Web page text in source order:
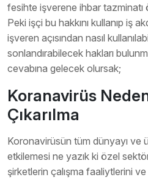
fesihte işverene ihbar
Peki işçi bu hakkını kullanıp iş
işveren açısından nasıl
sonlandırabilecek hakları
cevabına gelecek olursak;
Koranavirüs
Çıkarılma
Koronavirüsün tüm dünyayı ve
etkilemesi ne yazık ki özel
şirketlerin çalışma faaliytlerini